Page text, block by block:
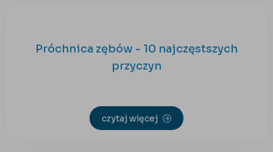
Próchnica zębów - 10 najczęstszych
przyczyn
czytaj więcej